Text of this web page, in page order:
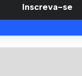
Inscreva-se